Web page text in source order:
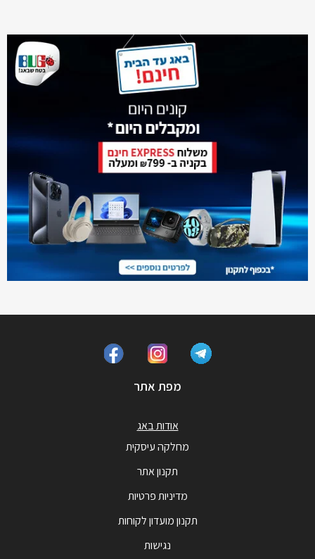
מפת אתר
אודות באג
מחלקה עיסקית
תקנון אתר
מדיניות פרטיות
תקנון מועדון לקוחות
נגישות